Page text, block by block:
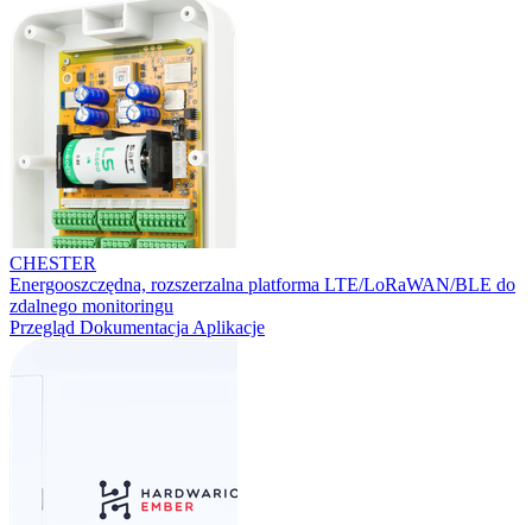
CHESTER
Energooszczędna, rozszerzalna platforma LTE/LoRaWAN/BLE do
zdalnego monitoringu
Przegląd Dokumentacja Aplikacje